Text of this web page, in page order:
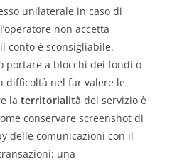
unilaterale in caso di
non accetta
conto è sconsigliabile.
portare a blocchi dei fondi o
difficoltà nel far valere le
la territorialità del servizio è
conservare screenshot di
delle comunicazioni con il
una